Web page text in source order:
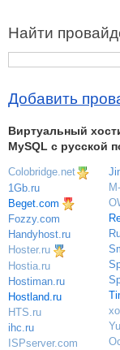
Найти
Добавить
Виртуальный
MySQL с русской
Colobridge.net
1Gb.ru
Beget.com
Fozzy.com
Handyhost.ru
Hoster.ru
Hostia.ru
Hostiman.ru
Hostland.ru
HTS.ru
ihc.ru
ISPserver.com